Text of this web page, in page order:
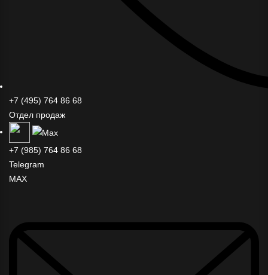
+7 (495) 764 86 68
Отдел продаж
+7 (985) 764 86 68
Telegram
MAX